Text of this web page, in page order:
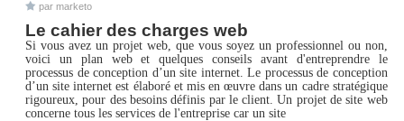
par marketo
Le cahier des charges web
Si vous avez un projet web, que vous soyez un professionnel ou non,
voici un plan web et quelques conseils avant d'entreprendre le
processus de conception d’un site internet. Le processus de conception
d’un site internet est élaboré et mis en œuvre dans un cadre stratégique
rigoureux, pour des besoins définis par le client. Un projet de site web
concerne tous les services de l'entreprise car un site